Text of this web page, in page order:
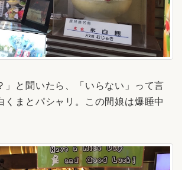
」と聞いたら、「いらない」って言
くまとパシャリ。この間娘は爆睡中